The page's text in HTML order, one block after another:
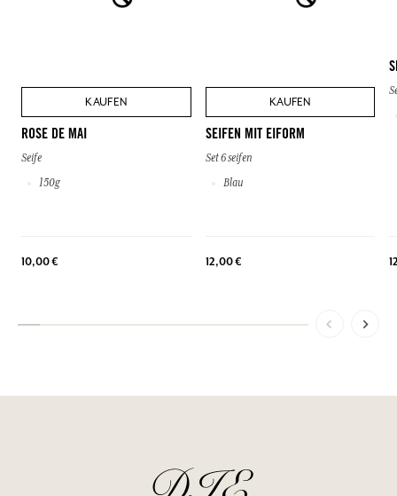
KAUFEN
ROSE DE MAI
Seife
150g
10,00 €
KAUFEN
SEIFEN MIT EIFORM
Set 6 seifen
Blau
12,00 €